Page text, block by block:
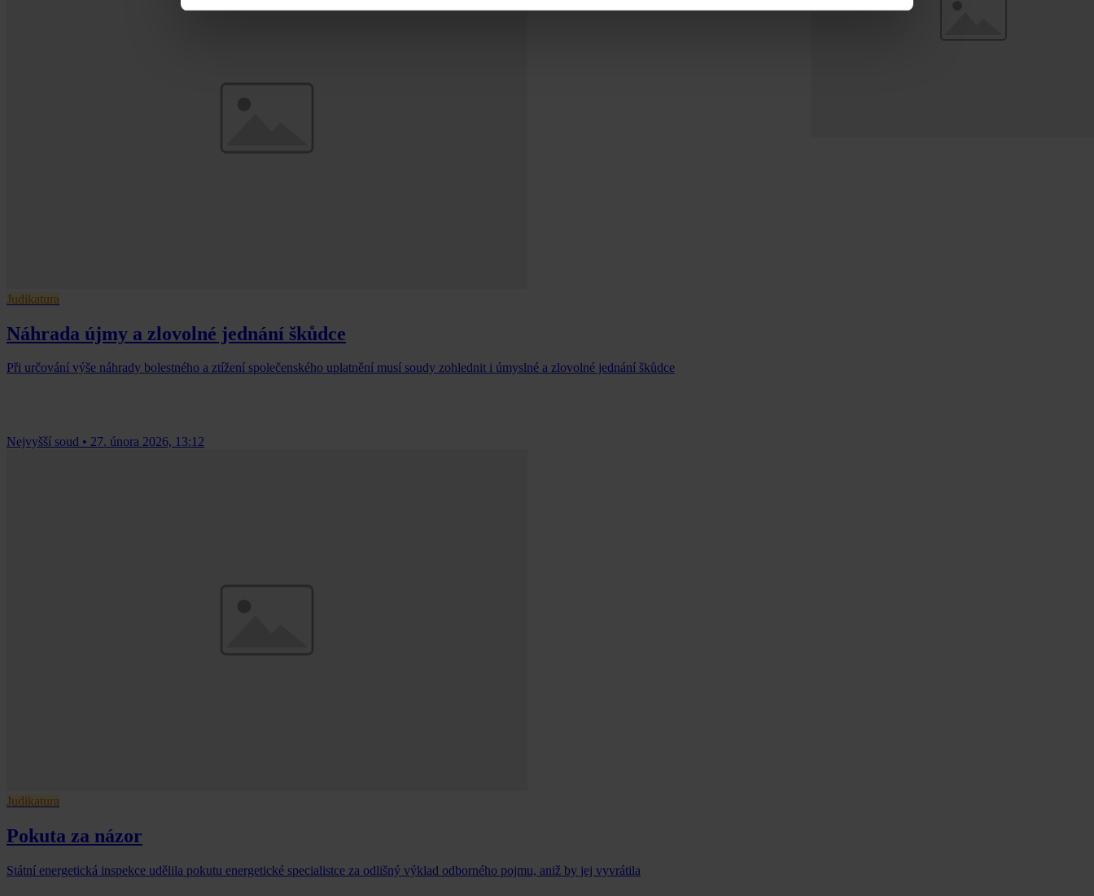
Judikatura
Náhrada újmy a zlovolné jednání škůdce
Při určování výše náhrady bolestného a ztížení společenského uplatnění musí soudy zohlednit i úmyslné a zlovolné jednání škůdce
Nejvyšší soud • 27. února 2026, 13:12
Judikatura
Pokuta za názor
Státní energetická inspekce udělila pokutu energetické specialistce za odlišný výklad odborného pojmu, aniž by jej vyvrátila